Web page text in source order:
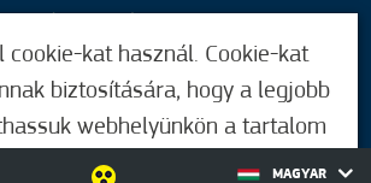
BEJELENTKEZÉS
MAGYAR
cookie-kat használ. Cookie-kat
biztosítására, hogy a legjobb
webhelyünkön a tartalom
személyre szabásához,